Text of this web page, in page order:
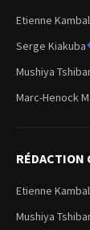
Etienne
Serge Kiakuba
Mushiya
Marc-Henock
RÉDACTION
Etienne
Mushiya